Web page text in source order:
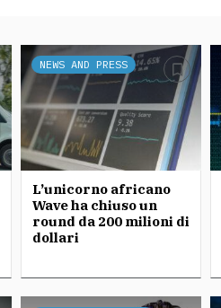
NEWS AND PRESS
L’unicorno africano
Wave ha chiuso un
round da 200 milioni di
dollari